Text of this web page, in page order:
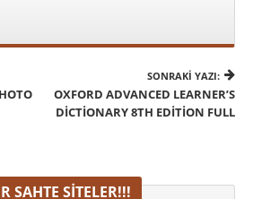
SONRAKI YAZI:
OXFORD ADVANCED LEARNER’S
DICTIONARY 8TH EDITION FULL
SAHTE SITELER!!!